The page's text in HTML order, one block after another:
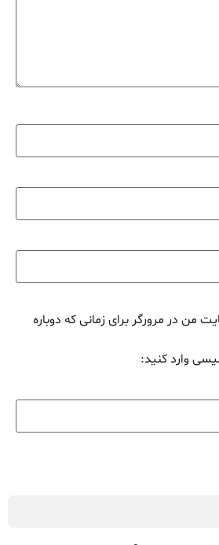
در مرورگر برای زمانی که دوباره
وارد کنید: